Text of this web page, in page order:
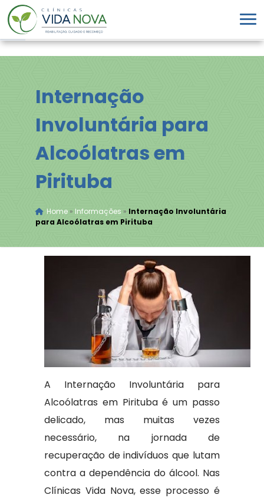
Internação
Involuntária para
Alcoólatras em
Pirituba
Home» Informações » Internação Involuntária
para Alcoólatras em Pirituba
A Internação Involuntária para
Alcoólatras em Pirituba é um passo
delicado, mas muitas vezes
necessário, na jornada de
recuperação de indivíduos que lutam
contra a dependência do álcool. Nas
Clínicas Vida Nova, esse processo é